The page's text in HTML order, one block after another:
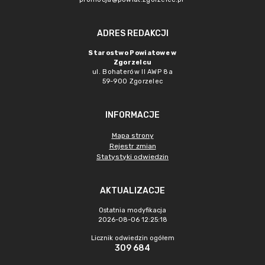
ADRES REDAKCJI
Starostwo Powiatowe w
Zgorzelcu
ul. Bohaterów II AWP 8a
59-900 Zgorzelec
INFORMACJE
Mapa strony
Rejestr zmian
Statystyki odwiedzin
AKTUALIZACJE
Ostatnia modyfikacja
2026-08-06 12:25:18
Licznik odwiedzin ogółem
309 684